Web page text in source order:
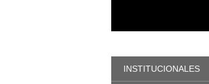
INSTITUCIONALES